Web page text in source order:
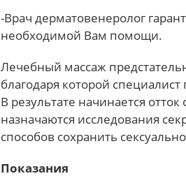
-Врач дерматовенеролог
необходимой Вам помощи.
Лечебный массаж
благодаря которой
В результате начинается
назначаются исследования
способов сохранить
Показания